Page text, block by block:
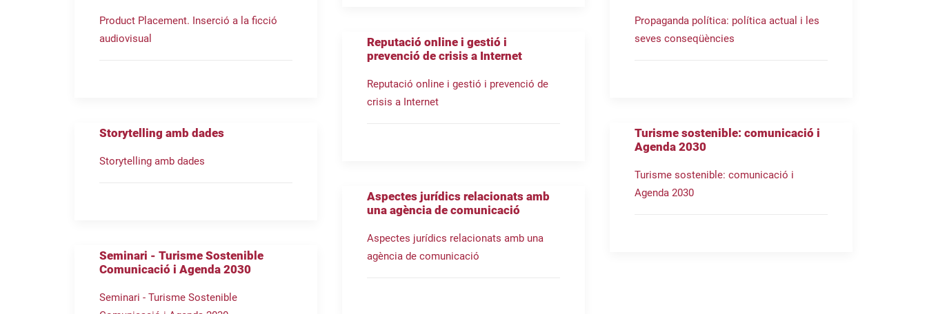
Product Placement. Inserció a la ficció
audiovisual
Propaganda política: política actual i les
seves conseqüències
Reputació online i gestió i
prevenció de crisis a Internet
Reputació online i gestió i prevenció de
crisis a Internet
Storytelling amb dades
Storytelling amb dades
Turisme sostenible: comunicació i
Agenda 2030
Turisme sostenible: comunicació i
Agenda 2030
Aspectes jurídics relacionats amb
una agència de comunicació
Aspectes jurídics relacionats amb una
agència de comunicació
Seminari - Turisme Sostenible
Comunicació i Agenda 2030
Seminari - Turisme Sostenible